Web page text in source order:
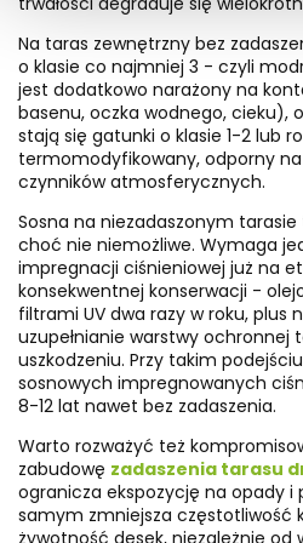
Na taras zewnętrzny bez
o klasie co najmniej 3 - czyli
jest dodatkowo narażony na
basenu, oczka wodnego, cieku),
stają się gatunki o klasie 1-2 lub
termomodyfikowany, odporny na
czynników atmosferycznych.
Sosna na niezadaszonym
choć nie niemożliwe. Wymaga
impregnacji ciśnieniowej już na
konsekwentnej konserwacji -
filtrami UV dwa razy w roku, plus
uzupełnianie warstwy ochronnej
uszkodzeniu. Przy takim
sosnowych impregnowanych
8-12 lat nawet bez zadaszenia.
Warto rozważyć też
zabudowę zadaszenia tarasu
ogranicza ekspozycję na opady i
samym zmniejsza częstotliwość
żywotność desek, niezależnie od